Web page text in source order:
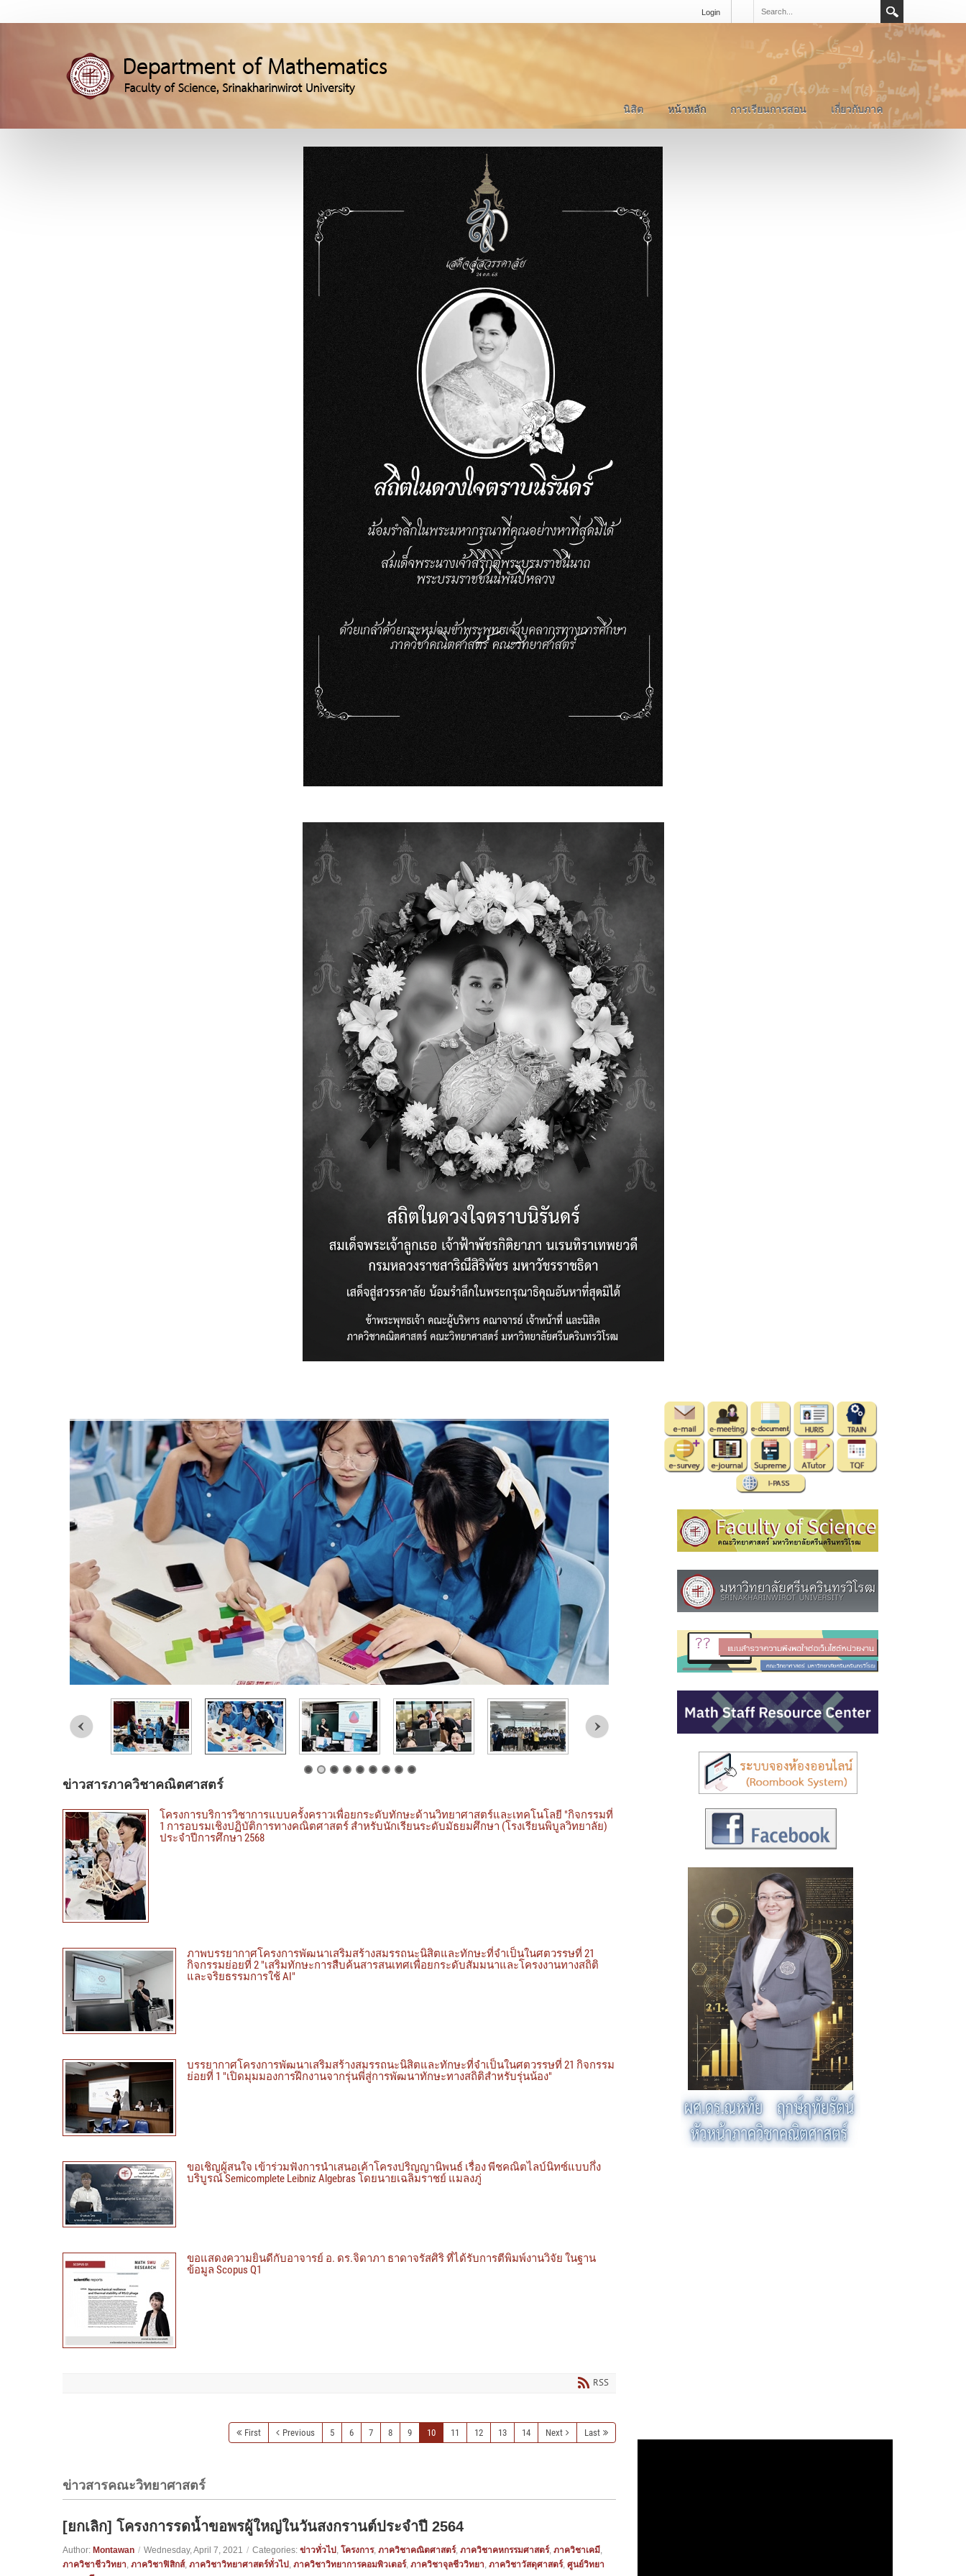
Login
นิสิต หน้าหลัก การเรียนการสอน เกี่ยวกับภาค
ข่าวสารภาควิชาคณิตศาสตร์
โครงการบริการวิชาการแบบครั้งคราวเพื่อยกระดับทักษะด้านวิทยาศาสตร์และเทคโนโลยี "กิจกรรมที่
1 การอบรมเชิงปฏิบัติการทางคณิตศาสตร์ สำหรับนักเรียนระดับมัธยมศึกษา (โรงเรียนพิบูลวิทยาลัย)
ประจำปีการศึกษา 2568
ภาพบรรยากาศโครงการพัฒนาเสริมสร้างสมรรถนะนิสิตและทักษะที่จำเป็นในศตวรรษที่ 21
กิจกรรมย่อยที่ 2 "เสริมทักษะการสืบค้นสารสนเทศเพื่อยกระดับสัมมนาและโครงงานทางสถิติ
และจริยธรรมการใช้ AI"
บรรยากาศโครงการพัฒนาเสริมสร้างสมรรถนะนิสิตและทักษะที่จำเป็นในศตวรรษที่ 21 กิจกรรม
ย่อยที่ 1 "เปิดมุมมองการฝึกงานจากรุ่นพี่สู่การพัฒนาทักษะทางสถิติสำหรับรุ่นน้อง"
ขอเชิญผู้สนใจ เข้าร่วมฟังการนำเสนอเค้าโครงปริญญานิพนธ์ เรื่อง พีชคณิตไลบ์นิทซ์แบบกึ่ง
บริบูรณ์ Semicomplete Leibniz Algebras โดยนายเฉลิมราชย์ แมลงภู่
ขอแสดงความยินดีกับอาจารย์ อ. ดร.จิดาภา ธาดาจรัสศิริ ที่ได้รับการตีพิมพ์งานวิจัย ในฐาน
ข้อมูล Scopus Q1
RSS
First Previous 5 6 7 8 9 10 11 12 13 14 Next Last
ข่าวสารคณะวิทยาศาสตร์
[ยกเลิก] โครงการรดน้ำขอพรผู้ใหญ่ในวันสงกรานต์ประจำปี 2564
Author: Montawan / Wednesday, April 7, 2021 / Categories: ข่าวทั่วไป , โครงการ, ภาควิชาคณิตศาสตร์, ภาควิชาคหกรรมศาสตร์, ภาควิชาเคมี,
ภาควิชาชีววิทยา, ภาควิชาฟิสิกส์, ภาควิชาวิทยาศาสตร์ทั่วไป , ภาควิชาวิทยาการคอมพิวเตอร์, ภาควิชาจุลชีววิทยา, ภาควิชาวัสดุศาสตร์, ศูนย์วิทยา